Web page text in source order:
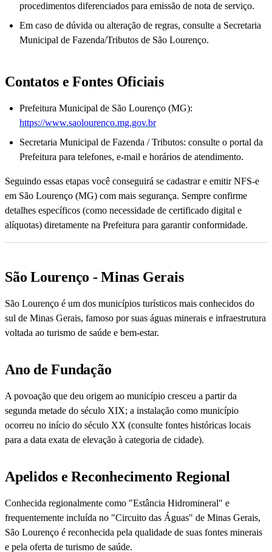
procedimentos diferenciados para emissão de nota de serviço.
Em caso de dúvida ou alteração de regras, consulte a Secretaria
Municipal de Fazenda/Tributos de São Lourenço.
Contatos e Fontes Oficiais
Prefeitura Municipal de São Lourenço (MG):
https://www.saolourenco.mg.gov.br
Secretaria Municipal de Fazenda / Tributos: consulte o portal da
Prefeitura para telefones, e-mail e horários de atendimento.
Seguindo essas etapas você conseguirá se cadastrar e emitir NFS-e
em São Lourenço (MG) com mais segurança. Sempre confirme
detalhes específicos (como necessidade de certificado digital e
alíquotas) diretamente na Prefeitura para garantir conformidade.
São Lourenço - Minas Gerais
São Lourenço é um dos municípios turísticos mais conhecidos do
sul de Minas Gerais, famoso por suas águas minerais e infraestrutura
voltada ao turismo de saúde e bem-estar.
Ano de Fundação
A povoação que deu origem ao município cresceu a partir da
segunda metade do século XIX; a instalação como município
ocorreu no início do século XX (consulte fontes históricas locais
para a data exata de elevação à categoria de cidade).
Apelidos e Reconhecimento Regional
Conhecida regionalmente como "Estância Hidromineral" e
frequentemente incluída no "Circuito das Águas" de Minas Gerais,
São Lourenço é reconhecida pela qualidade de suas fontes minerais
e pela oferta de turismo de saúde.